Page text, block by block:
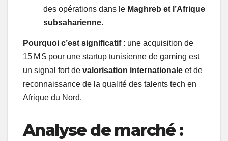
des opérations dans le Maghreb et l’Afrique
subsaharienne.
Pourquoi c’est significatif: une acquisition de
15 M $ pour une startup tunisienne de gaming est
un signal fort de valorisation internationale et de
reconnaissance de la qualité des talents tech en
Afrique du Nord.
Analyse de marché :